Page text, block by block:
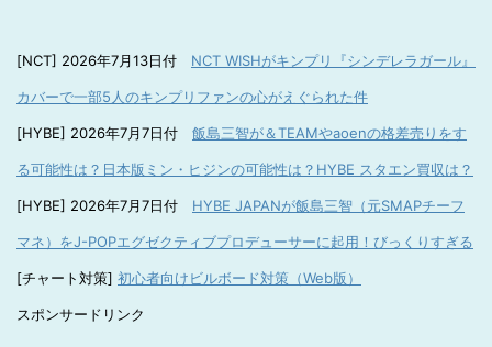
[NCT] 2026年7月13日付 NCT WISHがキンプリ『シンデレラガール』
カバーで一部5人のキンプリファンの心がえぐられた件
[HYBE] 2026年7月7日付 飯島三智が＆TEAMやaoenの格差売りをす
る可能性は？日本版ミン・ヒジンの可能性は？HYBE スタエン買収は？
[HYBE] 2026年7月7日付 HYBE JAPANが飯島三智（元SMAPチーフ
マネ）をJ-POPエグゼクティブプロデューサーに起用！びっくりすぎる
[チャート対策] 初心者向けビルボード対策（Web版）
スポンサードリンク